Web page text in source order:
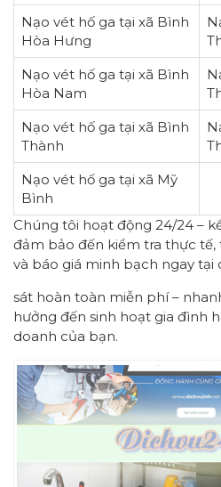
Nạo vét hố ga tại xã Bình
Hòa Hưng
Nạo vét hố ga tại xã Bình
Hòa Nam
Nạo vét hố ga tại xã Bình
Thành
Nạo vét hố ga tại xã Mỹ
Bình
Chúng tôi hoạt động 24/24 –
đảm bảo đến kiểm tra thực tế,
và báo giá minh bạch ngay tại
sát hoàn toàn miễn phí –
hưởng đến sinh hoạt gia đình
doanh của bạn.